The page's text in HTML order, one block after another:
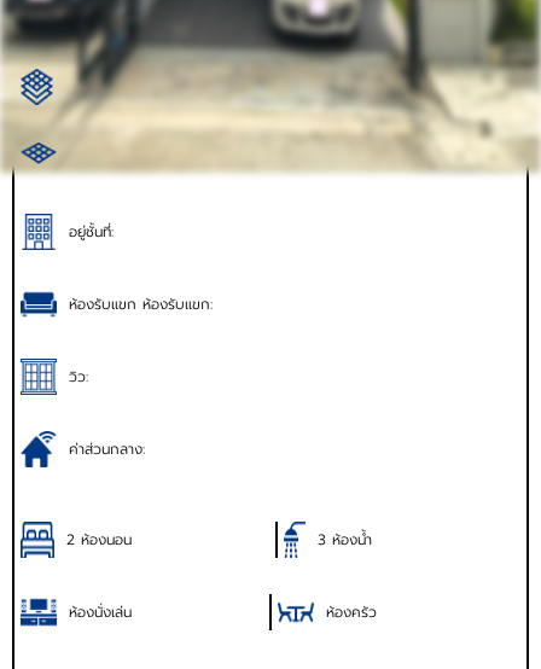
3,490,000.00 ฿
ตร.ว.: 24.1
อยู่ชั้นที่:
ห้องรับแขก ห้องรับแขก:
วิว:
ค่าส่วนกลาง:
2 ห้องนอน 3 ห้องน้ำ
ห้องนั่งเล่น ห้องครัว